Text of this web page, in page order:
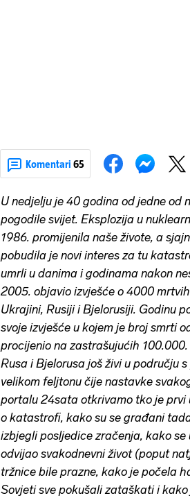
Komentari 65
U nedjelju je 40 godina od jedne od
pogodile svijet. Eksplozija u
1986. promijenila naše živote, a
pobudila je novi interes za tu
umrli u danima i godinama nakon
2005. objavio izvješće o 4000
Ukrajini, Rusiji i Bjelorusiji. Godinu
svoje izvješće u kojem je broj smrti
procijenio na zastrašujućih
Rusa i Bjelorusa još živi u području
velikom feljtonu čije nastavke
portalu 24sata otkrivamo tko je prvi
o katastrofi, kako su se građani
izbjegli posljedice zračenja, kako
odvijao svakodnevni život (poput
tržnice bile prazne, kako je počela
Sovjeti sve pokušali zataškati i